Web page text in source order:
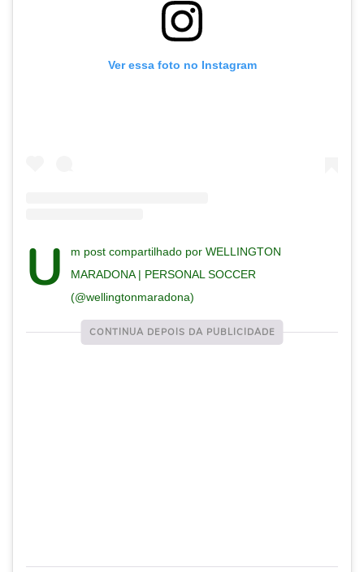
Ver essa foto no Instagram
U
m post compartilhado por WELLINGTON
MARADONA | PERSONAL SOCCER
(@wellingtonmaradona)